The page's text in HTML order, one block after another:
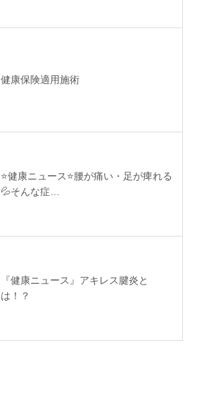
健康保険適用施術
⭐️健康ニュース⭐️腰が痛い・足が痺れる
💦そんな症…
『健康ニュース』アキレス腱炎と
は！？